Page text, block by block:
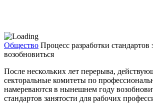
Общество Процесс разработки стандартов
возобновиться
После нескольких лет пере­рыва,
секторальные комите­ты по
намереваются в ны­нешнем году
стандартов заня­тости для рабочих